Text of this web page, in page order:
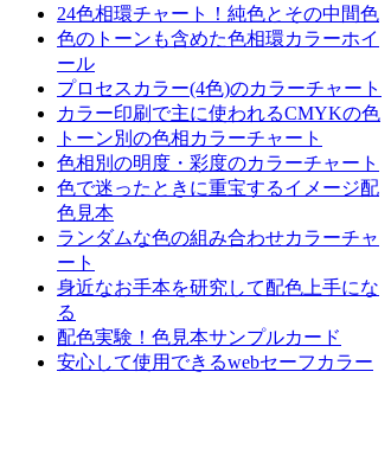
24色相環チャート！純色とその中間色
色のトーンも含めた色相環カラーホイ
ール
プロセスカラー(4色)のカラーチャート
カラー印刷で主に使われるCMYKの色
トーン別の色相カラーチャート
色相別の明度・彩度のカラーチャート
色で迷ったときに重宝するイメージ配
色見本
ランダムな色の組み合わせカラーチャ
ート
身近なお手本を研究して配色上手にな
る
配色実験！色見本サンプルカード
安心して使用できるwebセーフカラー